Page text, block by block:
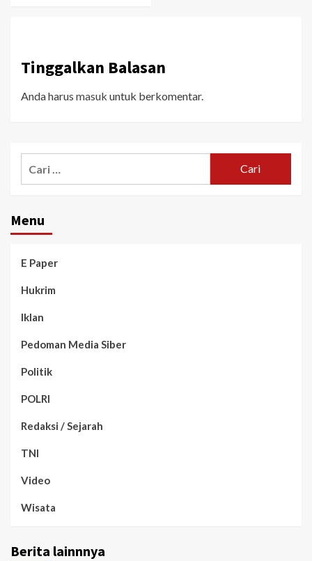
Tinggalkan Balasan
Anda harus masuk untuk berkomentar.
Menu
E Paper
Hukrim
Iklan
Pedoman Media Siber
Politik
POLRI
Redaksi / Sejarah
TNI
Video
Wisata
Berita lainnnya